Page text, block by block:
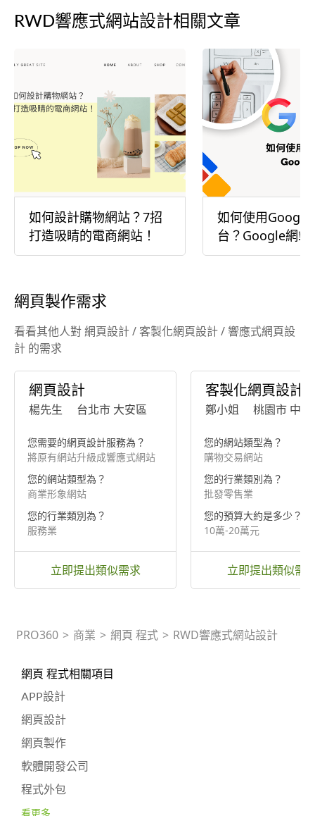
RWD響應式網站設計相關文章
如何設計購物網站？7招
打造吸睛的電商網站！
如何使用Google
台？Google網站
南
網頁製作需求
看看其他人對 網頁設計 / 客製化網頁設計 / 響應式網頁設
計 的需求
網頁設計
楊先生 台北市 大安區
您需要的網頁設計服務為？
將原有網站升級成響應式網站
您的網站類型為？
商業形象網站
您的行業類別為？
服務業
立即提出類似需求
客製化網頁設計
鄭小姐 桃園市 中壢
您的網站類型為？
購物交易網站
您的行業類別為？
批發零售業
您的預算大約是多少？
10萬-20萬元
立即提出類似需
PRO360 > 商業 > 網頁 程式 > RWD響應式網站設計
網頁 程式相關項目
APP設計
網頁設計
網頁製作
軟體開發公司
程式外包
看更多